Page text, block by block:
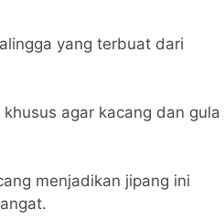
yang terbuat dari
agar kacang dan gula
menjadikan jipang ini